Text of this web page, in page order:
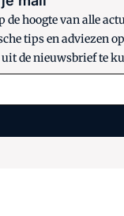
hoogte van alle
tips en adviezen
de nieuwsbrief te